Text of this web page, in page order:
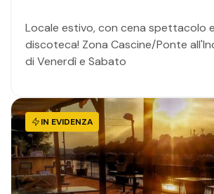
Locale estivo, con cena spettacolo
discoteca! Zona Cascine/Ponte
di Venerdì e Sabato
IN EVIDENZA